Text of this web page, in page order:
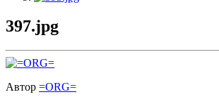
397.jpg
Автор =ORG=